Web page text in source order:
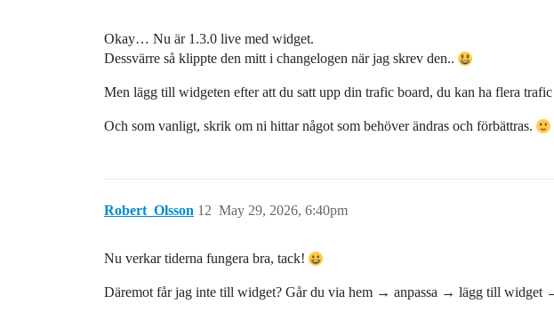
Okay… Nu är 1.3.0 live med widget.
Dessvärre så klippte den mitt i changelogen när jag skrev den..
Men lägg till widgeten efter att du satt upp din trafic board, du kan ha flera
Och som vanligt, skrik om ni hittar något som behöver ändras och förbättras.
Robert_Olsson May 29, 2026, 6:40pm
12
Nu verkar tiderna fungera bra, tack!
Däremot får jag inte till widget? Går du via hem → anpassa → lägg till widget